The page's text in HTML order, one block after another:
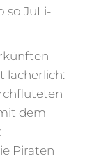
so JuLi-
lächerlich:
dem
Piraten